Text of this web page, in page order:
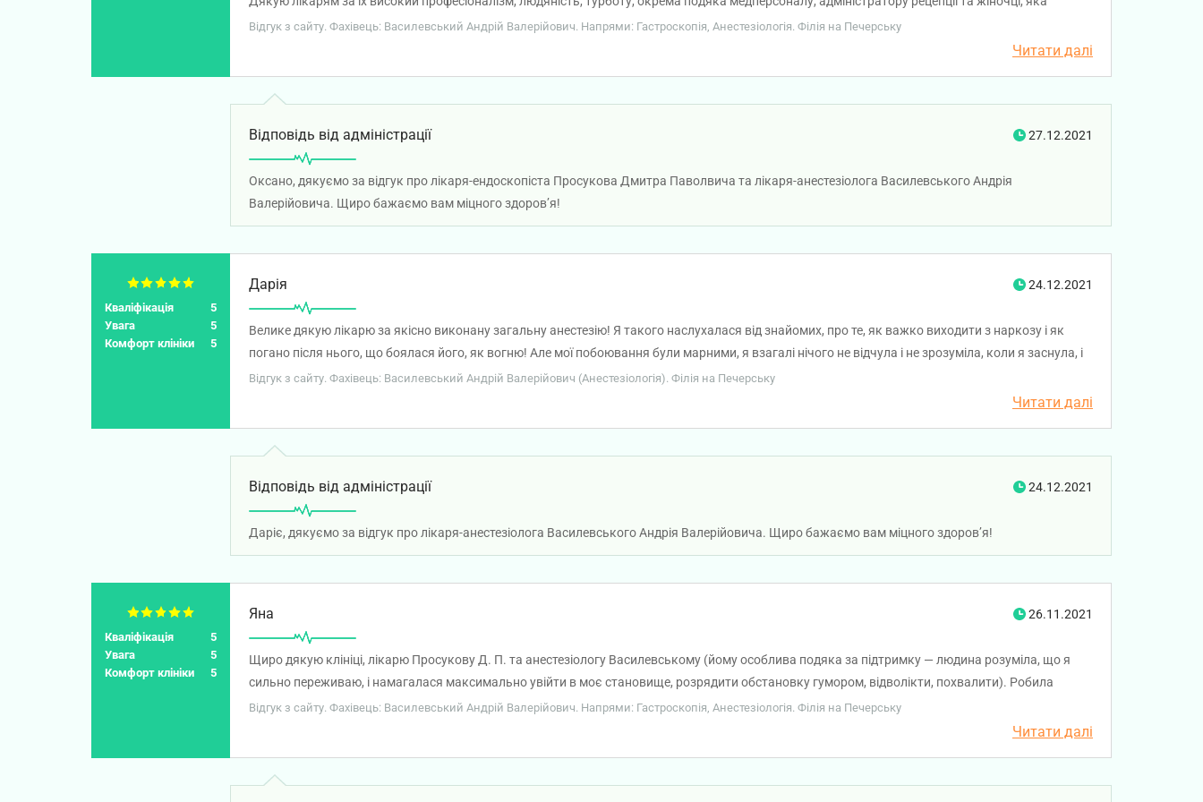
працює в гардеробі. Всім міцного здоров’я. А клініці побажання — берегти таких цінних співробітників і цінити їх.
Відгук з сайту. Фахівець: Василевський Андрій Валерійович. Напрями: Гастроскопія, Анестезіологія. Філія на Печерську
Читати далі
Відповідь від адміністрації 27.12.2021
Оксано, дякуємо за відгук про лікаря-ендоскопіста Просукова Дмитра Паволвича та лікаря-анестезіолога Василевського Андрія
Валерійовича. Щиро бажаємо вам міцного здоров’я!
Кваліфікація
5
Увага
5
Комфорт клініки
5
Дарія 24.12.2021
Велике дякую лікарю за якісно виконану загальну анестезію! Я такого наслухалася від знайомих, про те, як важко виходити з наркозу і як
погано після нього, що боялася його, як вогню! Але мої побоювання були марними, я взагалі нічого не відчула і не зрозуміла, коли я заснула, і
коли прокинулася, було відчуття, що я просто спала. Рекомендую, фахівець хороший і як людина теж викликає довіру 👍
Відгук з сайту. Фахівець: Василевський Андрій Валерійович (Анестезіологія). Філія на Печерську
Читати далі
Відповідь від адміністрації 24.12.2021
Даріє, дякуємо за відгук про лікаря-анестезіолога Василевського Андрія Валерійовича. Щиро бажаємо вам міцного здоров’я!
Кваліфікація
5
Увага
5
Комфорт клініки
5
Яна 26.11.2021
Щиро дякую клініці, лікарю Просукову Д. П. та анестезіологу Василевському (йому особлива подяка за підтримку — людина розуміла, що я
сильно переживаю, і намагалася максимально увійти в моє становище, розрядити обстановку гумором, відволікти, похвалити). Робила
гастроскопію під загальним наркозом, бо дуже боялася. Загалом сильно переживала та нервувала. Все пройшло гладко та безболісно, після
Відгук з сайту. Фахівець: Василевський Андрій Валерійович. Напрями: Гастроскопія, Анестезіологія. Філія на Печерську
Читати далі